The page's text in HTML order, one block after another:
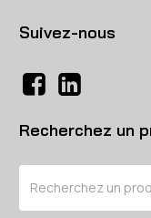
Suivez-nous
Recherchez un